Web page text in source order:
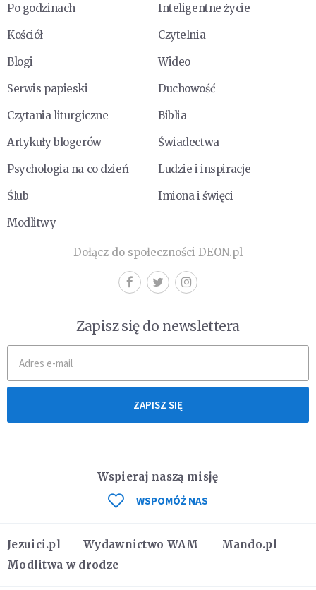
Po godzinach
Inteligentne życie
Kościół
Czytelnia
Blogi
Wideo
Serwis papieski
Duchowość
Czytania liturgiczne
Biblia
Artykuły blogerów
Świadectwa
Psychologia na co dzień
Ludzie i inspiracje
Ślub
Imiona i święci
Modlitwy
Dołącz do społeczności DEON.pl
Zapisz się do newslettera
ZAPISZ SIĘ
Jezuici.pl Wydawnictwo WAM
Mando.pl
Modlitwa w drodze
Wspieraj naszą misję
WSPOMÓŻ NAS